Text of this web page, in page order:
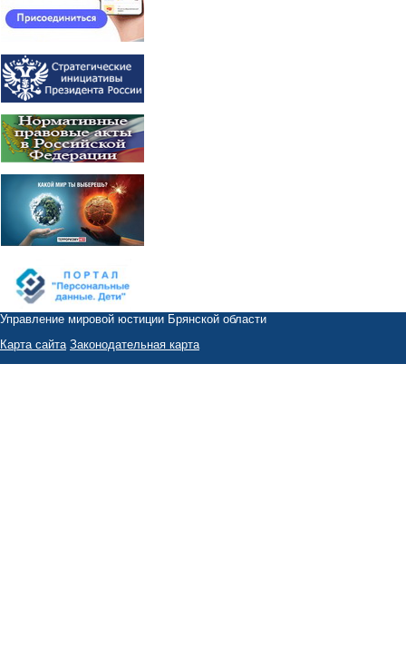
Управление мировой юстиции Брянской области
Карта сайта Законодательная карта